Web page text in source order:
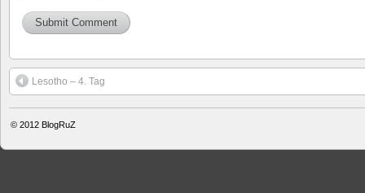
Lesotho – 4. Tag
© 2012 BlogRuZ